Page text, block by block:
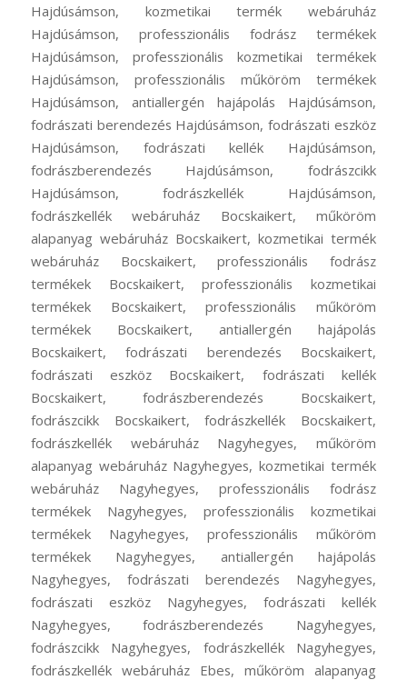
Hajdúsámson, kozmetikai termék webáruház
Hajdúsámson, professzionális fodrász termékek
Hajdúsámson, professzionális kozmetikai termékek
Hajdúsámson, professzionális műköröm termékek
Hajdúsámson, antiallergén hajápolás Hajdúsámson,
fodrászati berendezés Hajdúsámson, fodrászati eszköz
Hajdúsámson, fodrászati kellék Hajdúsámson,
fodrászberendezés Hajdúsámson, fodrászcikk
Hajdúsámson, fodrászkellék Hajdúsámson,
fodrászkellék webáruház Bocskaikert, műköröm
alapanyag webáruház Bocskaikert, kozmetikai termék
webáruház Bocskaikert, professzionális fodrász
termékek Bocskaikert, professzionális kozmetikai
termékek Bocskaikert, professzionális műköröm
termékek Bocskaikert, antiallergén hajápolás
Bocskaikert, fodrászati berendezés Bocskaikert,
fodrászati eszköz Bocskaikert, fodrászati kellék
Bocskaikert, fodrászberendezés Bocskaikert,
fodrászcikk Bocskaikert, fodrászkellék Bocskaikert,
fodrászkellék webáruház Nagyhegyes, műköröm
alapanyag webáruház Nagyhegyes, kozmetikai termék
webáruház Nagyhegyes, professzionális fodrász
termékek Nagyhegyes, professzionális kozmetikai
termékek Nagyhegyes, professzionális műköröm
termékek Nagyhegyes, antiallergén hajápolás
Nagyhegyes, fodrászati berendezés Nagyhegyes,
fodrászati eszköz Nagyhegyes, fodrászati kellék
Nagyhegyes, fodrászberendezés Nagyhegyes,
fodrászcikk Nagyhegyes, fodrászkellék Nagyhegyes,
fodrászkellék webáruház Ebes, műköröm alapanyag